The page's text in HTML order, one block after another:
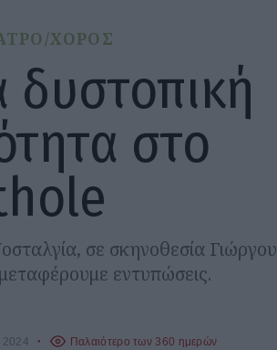
ΧΟΡΟΣ
στο
σε σκηνοθεσία Γιώργου
εντυπώσεις.
2024 Παλαιότερο των 360 ημερών